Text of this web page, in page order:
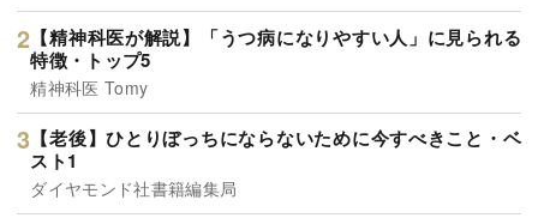
【精神科医が解説】「うつ病になりやすい人」に見られる
特徴・トップ5
精神科医 Tomy
【老後】ひとりぼっちにならないために今すべきこと・ベ
スト1
ダイヤモンド社書籍編集局